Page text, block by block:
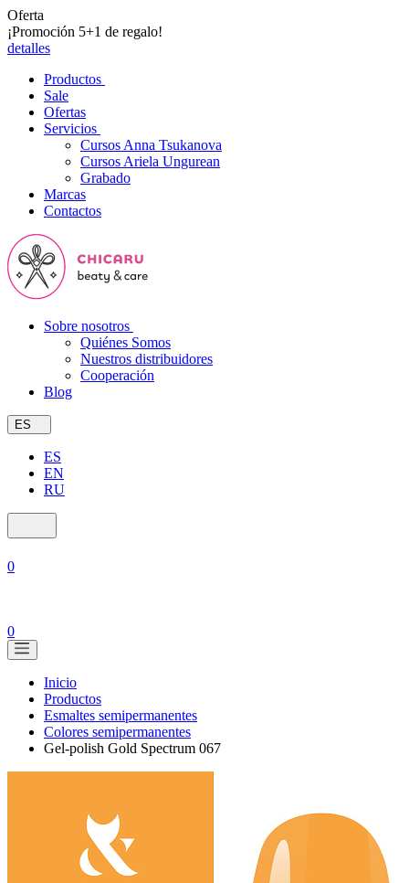
Oferta
¡Promoción 5+1 de regalo!
detalles
Productos
Sale
Ofertas
Servicios
Cursos Anna Tsukanova
Cursos Ariela Ungurean
Grabado
Marcas
Contactos
Sobre nosotros
Quiénes Somos
Nuestros distribuidores
Cooperación
Blog
ES
ES
EN
RU
0
0
Inicio
Productos
Esmaltes semipermanentes
Colores semipermanentes
Gel-polish Gold Spectrum 067